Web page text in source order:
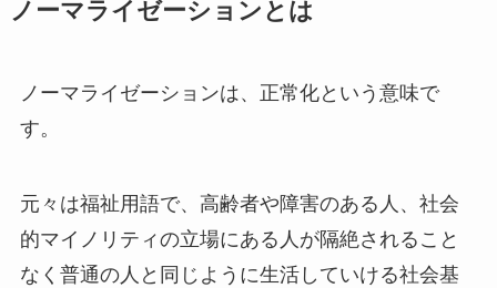
ノーマライゼーションとは
ノーマライゼーションは、正常化という意味で
す。
元々は福祉用語で、高齢者や障害のある人、社会
的マイノリティの立場にある人が隔絶されること
なく普通の人と同じように生活していける社会基